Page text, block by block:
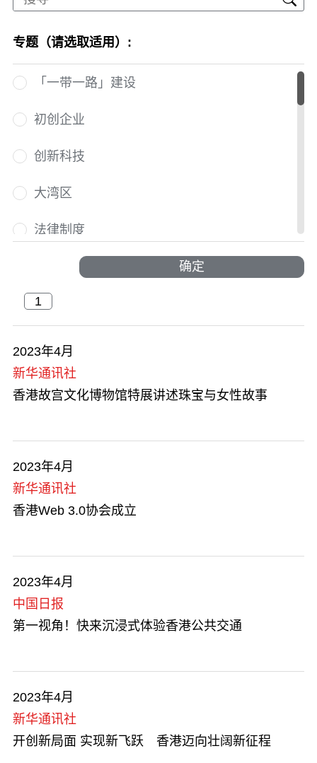
确定
专题（请选取适用）:
「一带一路」建设
初创企业
创新科技
大湾区
法律制度
国际人才荟萃
国际盛事
活力澎湃
金融服务
商业机遇
香港品牌
香港特区成立二十五周年
艺术与文化
在港工作
2023年4月
新华通讯社
香港故宫文化博物馆特展讲述珠宝与女性故事
2023年4月
新华通讯社
香港Web 3.0协会成立
2023年4月
中国日报
第一视角！快来沉浸式体验香港公共交通
2023年4月
新华通讯社
开创新局面 实现新飞跃 香港迈向壮阔新征程